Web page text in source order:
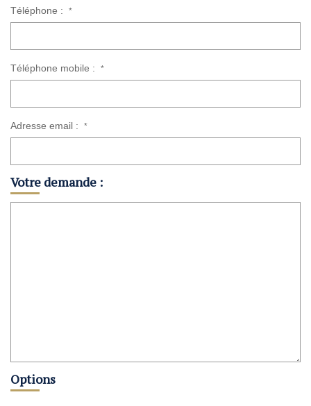
Téléphone : *
Téléphone mobile : *
Adresse email : *
Votre demande :
Options